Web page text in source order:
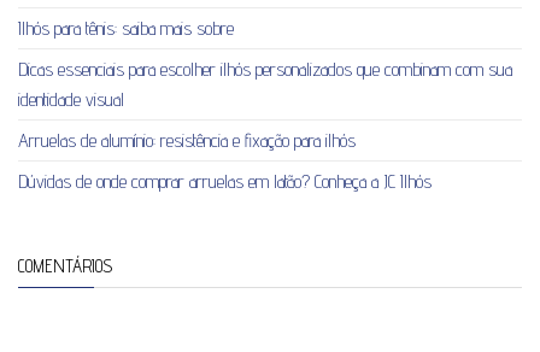
Ilhós para tênis: saiba mais sobre
Dicas essenciais para escolher ilhós personalizados que combinam com sua
identidade visual
Arruelas de alumínio: resistência e fixação para ilhós
Dúvidas de onde comprar arruelas em latão? Conheça a JC Ilhós
COMENTÁRIOS